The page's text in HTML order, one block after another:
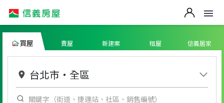
買屋 賣屋 新建案 租屋 信義居家
台北市 ・ 全區